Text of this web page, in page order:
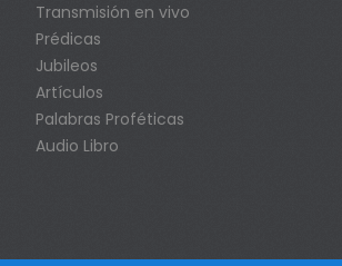
Transmisión en vivo
Prédicas
Jubileos
Artículos
Palabras Proféticas
Audio Libro